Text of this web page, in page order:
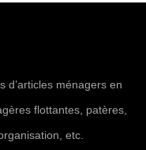
d’articles ménagers en
flottantes, patères,
etc.